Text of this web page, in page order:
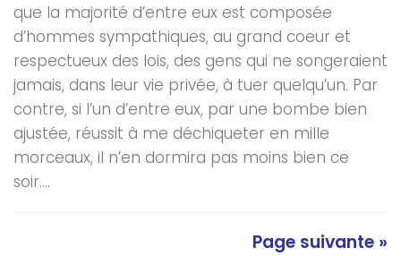
que la majorité d’entre eux est composée
d’hommes sympathiques, au grand coeur et
respectueux des lois, des gens qui ne songeraient
jamais, dans leur vie privée, à tuer quelqu’un. Par
contre, si l’un d’entre eux, par une bombe bien
ajustée, réussit à me déchiqueter en mille
morceaux, il n’en dormira pas moins bien ce
soir....
Page suivante »